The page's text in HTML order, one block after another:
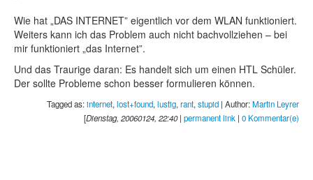
Wie hat „DAS INTERNET” eigentlich vor dem WLAN funktioniert.
Weiters kann ich das Problem auch nicht bachvollziehen – bei
mir funktioniert „das Internet”.
Und das Traurige daran: Es handelt sich um einen HTL Schüler.
Der sollte Probleme schon besser formulieren können.
Tagged as:internet,lost+found,lustig,rant,stupid | Author:Martin Leyrer
[Dienstag, 20060124, 22:40| permanent link | 0 Kommentar(e)